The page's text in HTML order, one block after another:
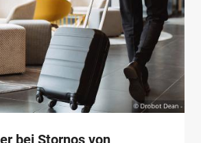
bei Stornos von